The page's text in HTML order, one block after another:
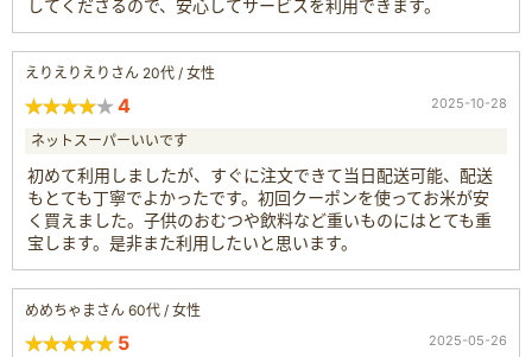
してくださるので、安心してサービスを利用できます。
えりえりえりさん 20代 / 女性
4 2025-10-28
ネットスーパーいいです
初めて利用しましたが、すぐに注文できて当日配送可能、配送
もとても丁寧でよかったです。初回クーポンを使ってお米が安
く買えました。子供のおむつや飲料など重いものにはとても重
宝します。是非また利用したいと思います。
めめちゃまさん 60代 / 女性
5 2025-05-26